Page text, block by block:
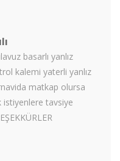
basarlı yanlız
kalemi yaterli yanlız
matkap olursa
istiyenlere tavsiye